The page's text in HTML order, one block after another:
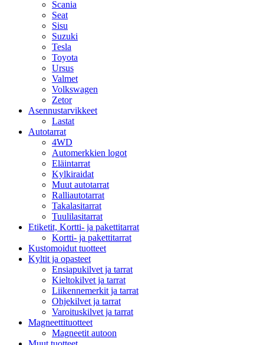
Scania
Seat
Sisu
Suzuki
Tesla
Toyota
Ursus
Valmet
Volkswagen
Zetor
Asennustarvikkeet
Lastat
Autotarrat
4WD
Automerkkien logot
Eläintarrat
Kylkiraidat
Muut autotarrat
Ralliautotarrat
Takalasitarrat
Tuulilasitarrat
Etiketit, Kortti- ja pakettitarrat
Kortti- ja pakettitarrat
Kustomoidut tuotteet
Kyltit ja opasteet
Ensiapukilvet ja tarrat
Kieltokilvet ja tarrat
Liikennemerkit ja tarrat
Ohjekilvet ja tarrat
Varoituskilvet ja tarrat
Magneettituotteet
Magneetit autoon